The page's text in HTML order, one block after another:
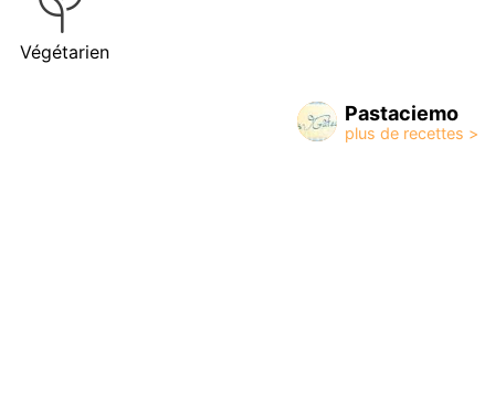
Végétarien
Pastaciemo